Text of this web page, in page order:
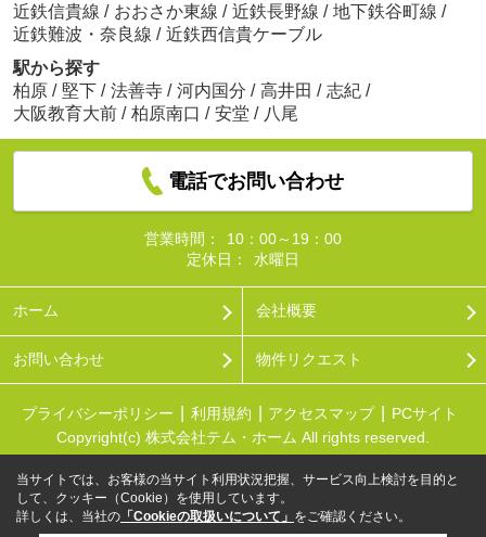
近鉄信貴線 / おおさか東線 / 近鉄長野線 / 地下鉄谷町線 /
近鉄難波・奈良線 / 近鉄西信貴ケーブル
駅から探す
柏原 / 堅下 / 法善寺 / 河内国分 / 高井田 / 志紀 /
大阪教育大前 / 柏原南口 / 安堂 / 八尾
電話でお問い合わせ
営業時間：
10：00～19：00
定休日：
水曜日
ホーム 会社概要
お問い合わせ 物件リクエスト
プライバシーポリシー 利用規約 アクセスマップ
PCサイト
Copyright(c) 株式会社テム・ホーム All rights reserved.
当サイトでは、お客様の当サイト利用状況把握、サービス向上検討を目的と
して、クッキー（Cookie）を使用しています。
詳しくは、当社の 「Cookieの取扱いについて」 をご確認ください。